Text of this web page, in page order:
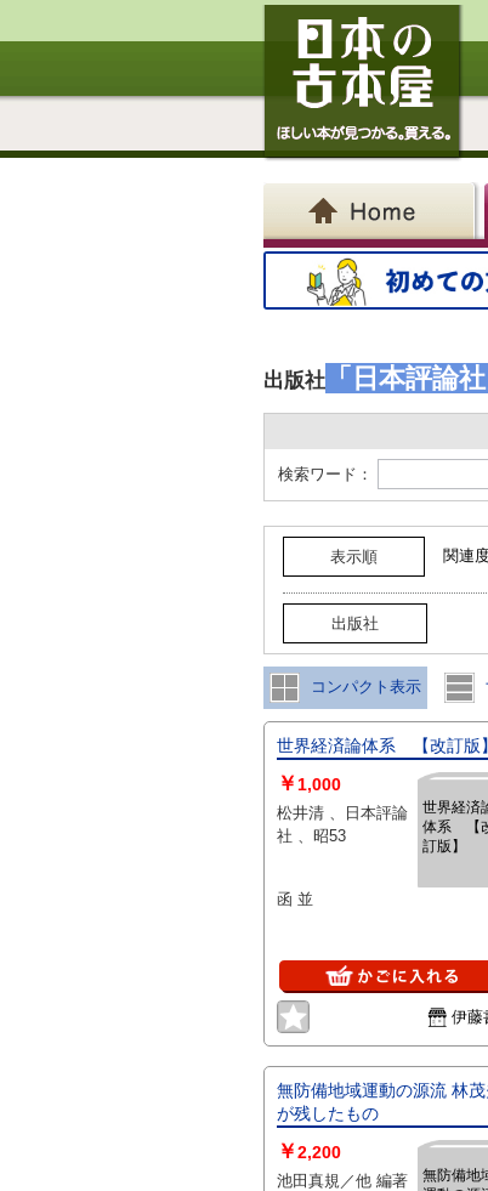
出版社 「日本評論社
検索ワード：
表示順 関連
出版社
コンパクト表示
世界経済論体系 【改訂版】
世界経済
体系 【
訂版】
￥ 1,000
松井清 、日本評論
社 、昭53
函 並
伊藤
無防備地域運動の源流 林茂
が残したもの
無防備地
￥2,200
池田真規／他 編著